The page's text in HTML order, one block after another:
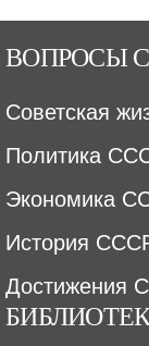
ВОПРОСЫ
Советская
Политика
Экономика
История
Достижения